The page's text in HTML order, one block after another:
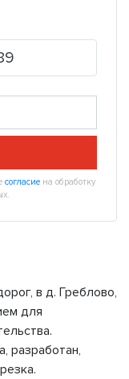
согласие на обработку
в д. Греблово,
для
разработан,